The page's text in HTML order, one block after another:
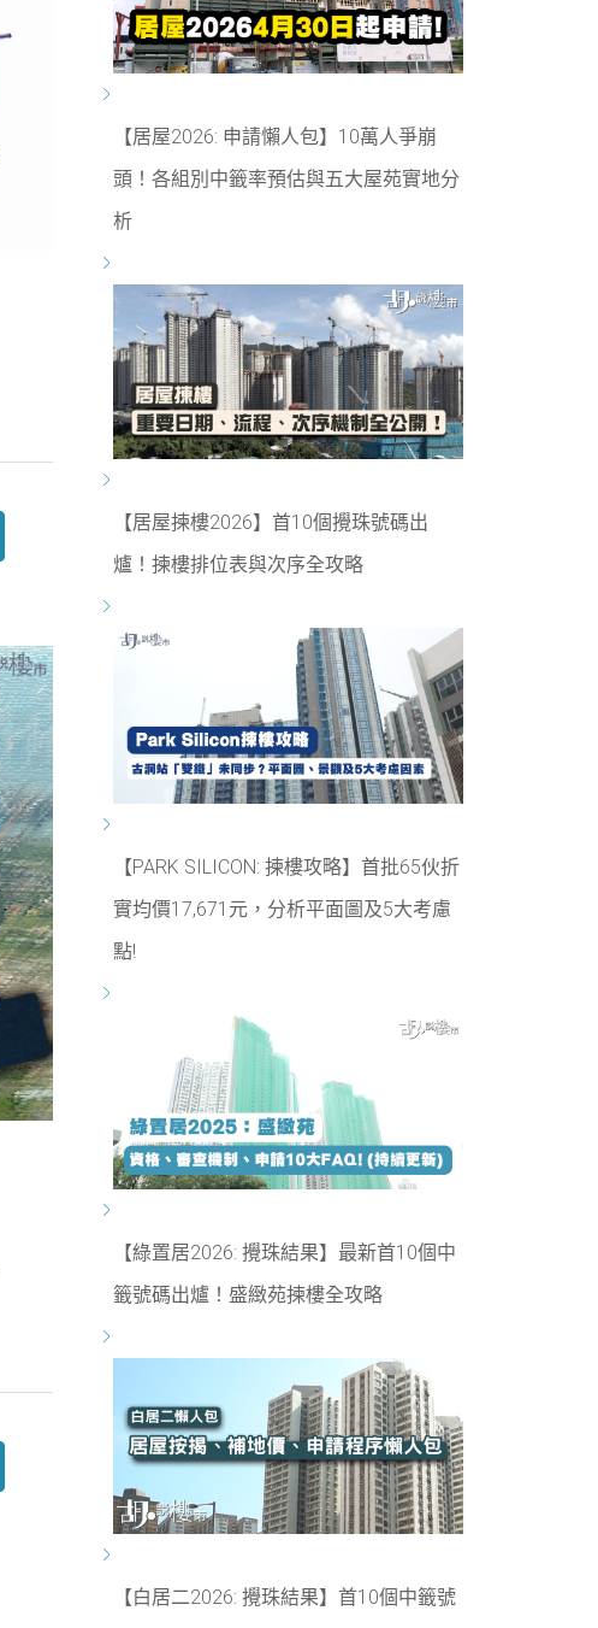
【居屋2026: 申請懶人包】10萬人爭崩
頭！各組別中籤率預估與五大屋苑實地分
析
【居屋揀樓2026】首10個攪珠號碼出
爐！揀樓排位表與次序全攻略
【PARK SILICON: 揀樓攻略】首批65伙折
實均價17,671元，分析平面圖及5大考慮
點!
【綠置居2026: 攪珠結果】最新首10個中
籤號碼出爐！盛緻苑揀樓全攻略
【白居二2026: 攪珠結果】首10個中籤號